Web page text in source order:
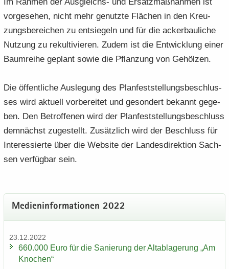
vor­ge­se­hen, nicht mehr ge­nutz­te Flä­chen in den Kreu­
zungs­be­rei­chen zu ent­sie­geln und für die acker­bau­li­che
Nut­zung zu re­kul­ti­vie­ren. Zudem ist die Ent­wick­lung einer
Baum­rei­he ge­plant sowie die Pflan­zung von Ge­höl­zen.
Die öf­fent­li­che Aus­le­gung des Plan­fest­stel­lungs­be­schlus­
ses wird ak­tu­ell vor­be­rei­tet und ge­son­dert be­kannt ge­ge­
ben. Den Be­trof­fe­nen wird der Plan­fest­stel­lungs­be­schluss
dem­nächst zu­ge­stellt. Zu­sätz­lich wird der Be­schluss für
In­ter­es­sier­te über die Web­site der Lan­des­di­rek­ti­on Sach­
sen ver­füg­bar sein.
Me­di­en­in­for­ma­tio­nen 2022
23.12.2022
660.000 Euro für die Sa­nie­rung der Alt­ab­la­ge­rung „Am
Kno­chen“